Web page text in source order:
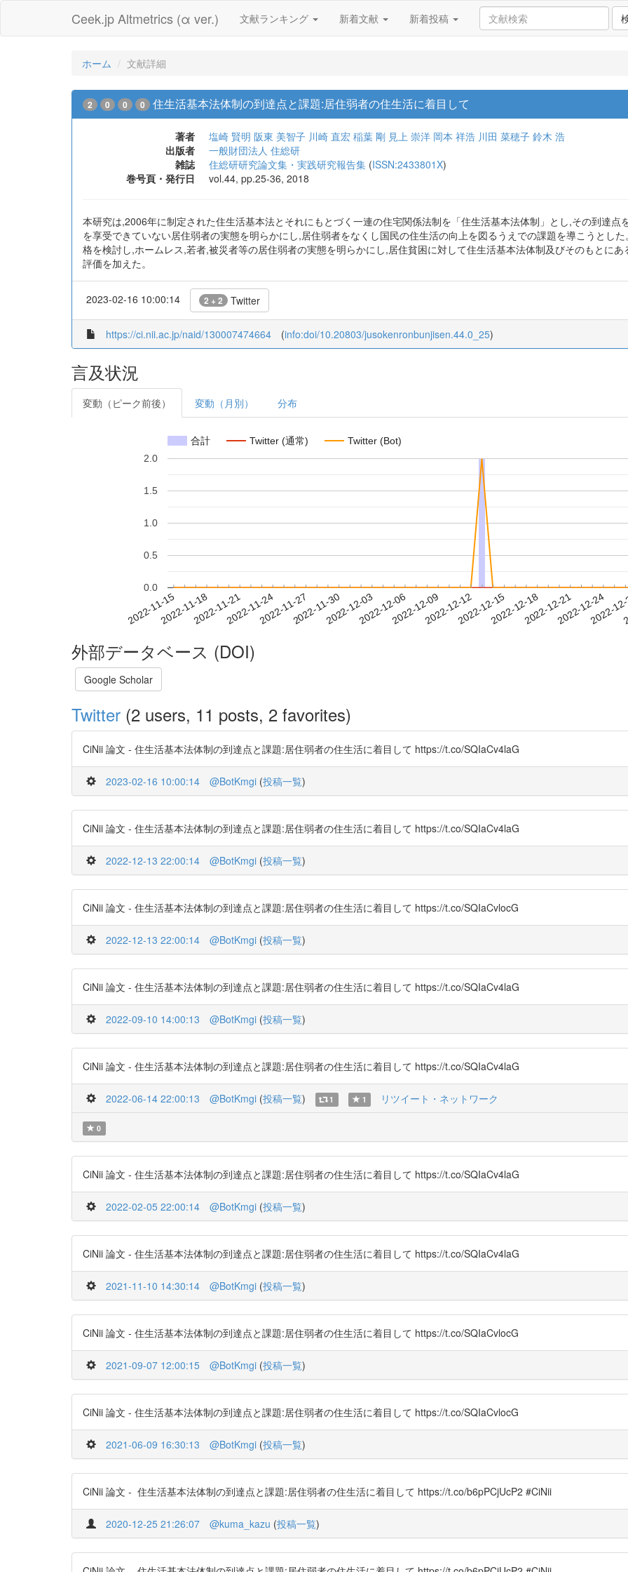
Ceek.jp Altmetrics (α ver.) 文献ランキング 新着文献 新着投稿
ホーム 文献詳細
2 0 0 0 住生活基本法体制の到達点と課題:居住弱者の住生活に着目して
著者 塩崎 賢明 阪東 美智子 川崎 直宏 稲葉 剛 見上 崇洋 岡本 祥浩 川田 菜穂子 鈴木 浩
出版者
一般財団法人 住総研
雑誌
住総研研究論文集・実践研究報告集 (ISSN:2433801X)
巻号頁・発行日
vol.44, pp.25-36, 2018
本研究は,2006年に制定された住生活基本法とそれにもとづく一連の住宅関係法制を「住生活基本法体制」とし,その到達
を享受できていない居住弱者の実態を明らかにし,居住弱者をなくし国民の住生活の向上を図るうえでの課題を導こうとし
格を検討し,ホームレス,若者,被災者等の居住弱者の実態を明らかにし,居住貧困に対して住生活基本法体制及びそのもとに
評価を加えた。
2023-02-16 10:00:14 2 + 2 Twitter
https://ci.nii.ac.jp/naid/130007474664 (info:doi/10.20803/jusokenronbunjisen.44.0_25)
言及状況
変動（ピーク前後） 変動（月別） 分布
合計 Twitter (通常) Twitter (Bot)
2022-11-152022-11-182022-11-212022-11-242022-11-272022-11-302022-12-032022-12-062022-12-092022-12-122022-12-152022-12-182022-12-212022-12-24
2022-
0.0
0.5
1.0
1.5
2.0
外部データベース (DOI)
Google Scholar
Twitter (2 users, 11 posts, 2 favorites)
CiNii 論文 - 住生活基本法体制の到達点と課題:居住弱者の住生活に着目して https://t.co/SQIaCv4laG
2023-02-16 10:00:14 @BotKmgi (投稿一覧)
CiNii 論文 - 住生活基本法体制の到達点と課題:居住弱者の住生活に着目して https://t.co/SQIaCv4laG
2022-12-13 22:00:14 @BotKmgi (投稿一覧)
CiNii 論文 - 住生活基本法体制の到達点と課題:居住弱者の住生活に着目して https://t.co/SQIaCvlocG
2022-12-13 22:00:14 @BotKmgi (投稿一覧)
CiNii 論文 - 住生活基本法体制の到達点と課題:居住弱者の住生活に着目して https://t.co/SQIaCv4laG
2022-09-10 14:00:13 @BotKmgi (投稿一覧)
CiNii 論文 - 住生活基本法体制の到達点と課題:居住弱者の住生活に着目して https://t.co/SQIaCv4laG
2022-06-14 22:00:13 @BotKmgi (投稿一覧) 1 1 リツイート・ネットワーク
0
CiNii 論文 - 住生活基本法体制の到達点と課題:居住弱者の住生活に着目して https://t.co/SQIaCv4laG
2022-02-05 22:00:14 @BotKmgi (投稿一覧)
CiNii 論文 - 住生活基本法体制の到達点と課題:居住弱者の住生活に着目して https://t.co/SQIaCv4laG
2021-11-10 14:30:14 @BotKmgi (投稿一覧)
CiNii 論文 - 住生活基本法体制の到達点と課題:居住弱者の住生活に着目して https://t.co/SQIaCvlocG
2021-09-07 12:00:15 @BotKmgi (投稿一覧)
CiNii 論文 - 住生活基本法体制の到達点と課題:居住弱者の住生活に着目して https://t.co/SQIaCvlocG
2021-06-09 16:30:13 @BotKmgi (投稿一覧)
CiNii 論文 - 住生活基本法体制の到達点と課題:居住弱者の住生活に着目して https://t.co/b6pPCjUcP2 #CiNii
2020-12-25 21:26:07 @kuma_kazu (投稿一覧)